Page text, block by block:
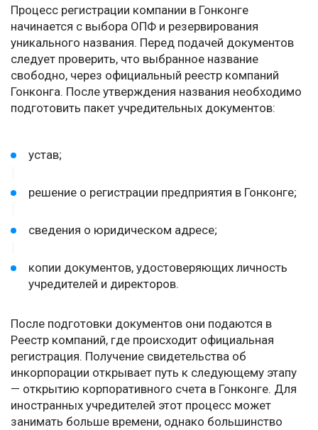
Процесс регистрации компании в Гонконге
начинается с выбора ОПФ и резервирования
уникального названия. Перед подачей документов
следует проверить, что выбранное название
свободно, через официальный реестр компаний
Гонконга. После утверждения названия необходимо
подготовить пакет учредительных документов:
устав;
решение о регистрации предприятия в Гонконге;
сведения о юридическом адресе;
копии документов, удостоверяющих личность
учредителей и директоров.
После подготовки документов они подаются в
Реестр компаний, где происходит официальная
регистрация. Получение свидетельства об
инкорпорации открывает путь к следующему этапу
— открытию корпоративного счета в Гонконге. Для
иностранных учредителей этот процесс может
занимать больше времени, однако большинство